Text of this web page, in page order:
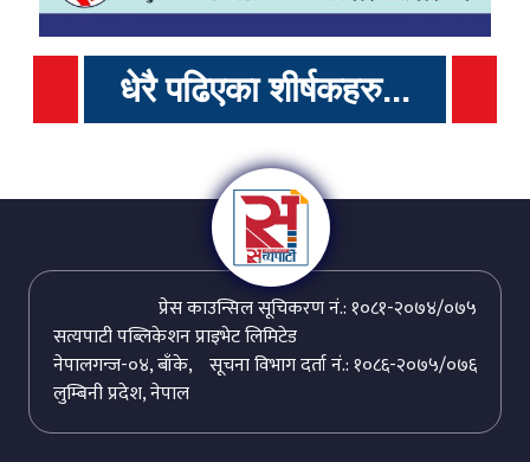
धेरै पढिएका शीर्षकहरु...
प्रेस काउन्सिल सूचिकरण नं.: १०८१-२०७४/०७५
सत्यपाटी पब्लिकेशन प्राइभेट लिमिटेड
सूचना विभाग दर्ता नं.: १०८६-२०७५/०७६
नेपालगन्ज-०४, बाँके,
लुम्बिनी प्रदेश, नेपाल